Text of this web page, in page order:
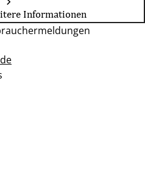
Informationen